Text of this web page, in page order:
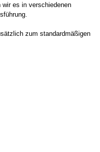
es in verschiedenen
zum standardmäßigen